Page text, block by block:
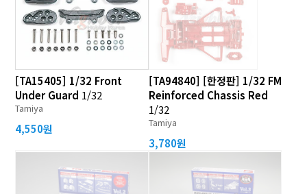
[TA15405] 1/32 Front
Under Guard 1/32
Tamiya
4,550원
[TA94840] [한정판] 1/32 FM
Reinforced Chassis Red
1/32
Tamiya
3,780원